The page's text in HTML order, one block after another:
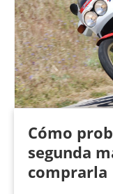
Cómo
segunda
comprarla